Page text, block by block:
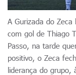
A Gurizada do
com gol de Thiago
Passo, na tarde
positivo, o Zeca
liderança do grupo,